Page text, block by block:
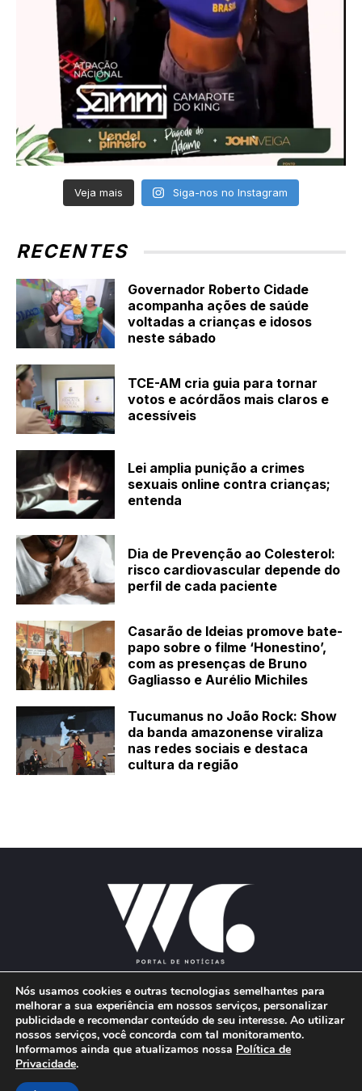
Veja mais Siga-nos no Instagram
RECENTES
Governador Roberto Cidade
acompanha ações de saúde
voltadas a crianças e idosos
neste sábado
TCE-AM cria guia para tornar
votos e acórdãos mais claros e
acessíveis
Lei amplia punição a crimes
sexuais online contra crianças;
entenda
Dia de Prevenção ao Colesterol:
risco cardiovascular depende do
perfil de cada paciente
Casarão de Ideias promove bate-
papo sobre o filme ‘Honestino’,
com as presenças de Bruno
Gagliasso e Aurélio Michiles
Tucumanus no João Rock: Show
da banda amazonense viraliza
nas redes sociais e destaca
cultura da região
E-mail: wgproducoes2018@gmail.com
© 2026 Portal W&G - Desenvolvido por
Nós usamos cookies e outras tecnologias semelhantes para
melhorar a sua experiência em nossos serviços, personalizar
publicidade e recomendar conteúdo de seu interesse. Ao utilizar
nossos serviços, você concorda com tal monitoramento.
Informamos ainda que atualizamos nossa Política de
Privacidade.